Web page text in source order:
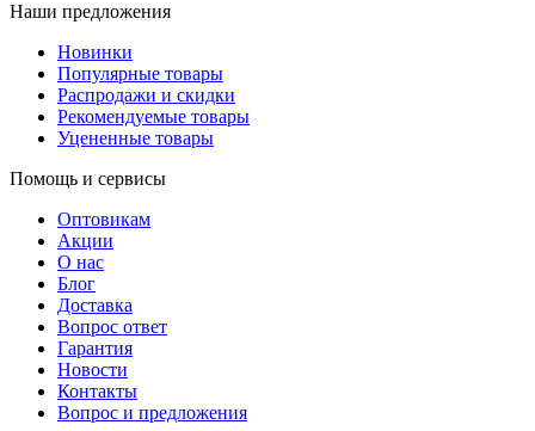
Наши предложения
Новинки
Популярные товары
Распродажи и скидки
Рекомендуемые товары
Уцененные товары
Помощь и сервисы
Оптовикам
Акции
О нас
Блог
Доставка
Вопрос ответ
Гарантия
Новости
Контакты
Вопрос и предложения